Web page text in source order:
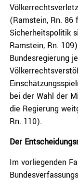
(Ramstein, Rn. 86
Sicherheitspolitik
Ramstein, Rn.
Bundesregierung
bei der Wahl der
die Regierung
Rn. 110).
Der
Im vorliegenden